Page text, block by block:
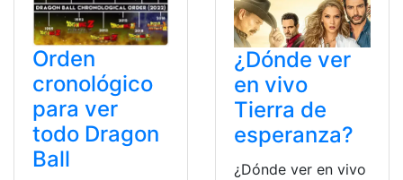
Orden
cronológico
para ver
todo Dragon
Ball
¿Dónde ver
en vivo
Tierra de
esperanza?
¿Dónde ver en vivo